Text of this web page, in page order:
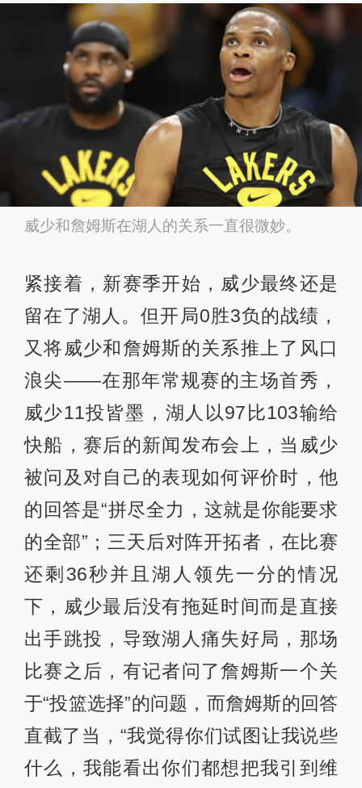
威少和詹姆斯在湖人的关系一直很微妙。
紧接着，新赛季开始，威少最终还是
留在了湖人。但开局0胜3负的战绩，
又将威少和詹姆斯的关系推上了风口
浪尖——在那年常规赛的主场首秀，
威少11投皆墨，湖人以97比103输给
快船，赛后的新闻发布会上，当威少
被问及对自己的表现如何评价时，他
的回答是“拼尽全力，这就是你能要求
的全部”；三天后对阵开拓者，在比赛
还剩36秒并且湖人领先一分的情况
下，威少最后没有拖延时间而是直接
出手跳投，导致湖人痛失好局，那场
比赛之后，有记者问了詹姆斯一个关
于“投篮选择”的问题，而詹姆斯的回答
直截了当，“我觉得你们试图让我说些
什么，我能看出你们都想把我引到维